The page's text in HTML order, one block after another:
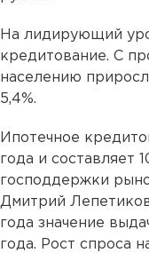
На лидирующий
кредитование. С
населению
5,4%.
Ипотечное
года и составляет
господдержки
Дмитрий
года значение
года. Рост спроса